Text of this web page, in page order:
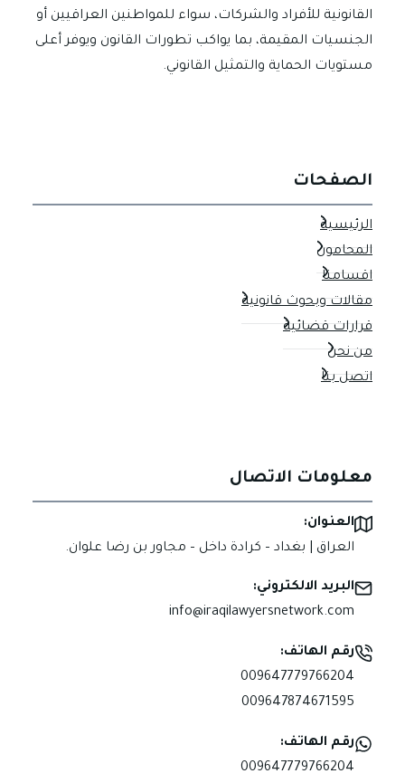
القانونية للأفراد والشركات، سواء للمواطنين العراقيين أو
الجنسيات المقيمة، بما يواكب تطورات القانون ويوفر أعلى
مستويات الحماية والتمثيل القانوني.
الصفحات
الرئيسية
المحامون
اقسامنا
مقالات وبحوث قانونية
قرارات قضائية
من نحن
اتصل بنا
معلومات الاتصال
العنوان:
العراق | بغداد – كرادة داخل – مجاور بن رضا علوان.
البريد الالكتروني:
info@iraqilawyersnetwork.com
رقم الهاتف:
009647779766204
009647874671595
رقم الهاتف:
009647779766204